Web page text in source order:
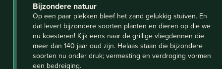
Bijzondere natuur
Op een paar plekken bleef het zand gelukkig stuiven. En
dat levert bijzondere soorten planten en dieren op die we
nu koesteren! Kijk eens naar de grillige vliegdennen die
meer dan 140 jaar oud zijn. Helaas staan die bijzondere
soorten nu onder druk; vermesting en verdroging vormen
een bedreiging.